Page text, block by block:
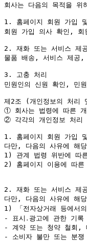
회사는 다음의 목적을 위
1. 홈페이지 회원 가입
회원 가입 의사 확인, 회
2. 재화 또는 서비스 제
물품 배송, 서비스 제공,
3. 고충 처리
민원인의 신원 확인, 민
①
② 각각의 개인정보 처
1. 홈페이지 회원 가입
다만, 다음의 사유에 해
1) 관계 법령 위반에 따
2) 홈페이지 이용에 따
2. 재화 또는 서비스 제
다만, 다음의 사유에 해
1) 「전자상거래 등에서
- 표시․광고에 관한 기
- 계약 또는 청약 철회,
- 소비자 불만 또는 분